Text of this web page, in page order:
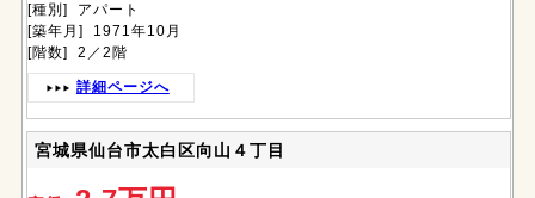
[種別] アパート
[築年月] 1971年10月
[階数] 2／2階
詳細ページへ
宮城県仙台市太白区向山４丁目